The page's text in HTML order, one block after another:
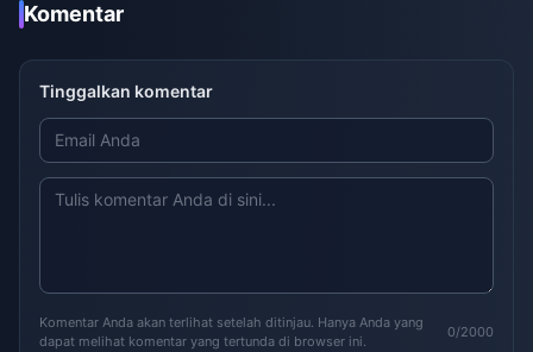
Komentar
Tinggalkan komentar
Komentar Anda akan terlihat setelah ditinjau. Hanya Anda yang
dapat melihat komentar yang tertunda di browser ini.
0/2000